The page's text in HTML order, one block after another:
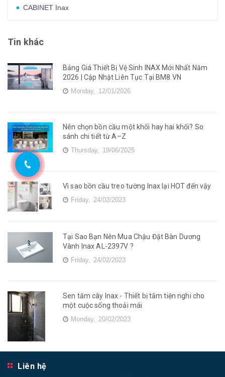
CABINET Inax
Tin khác
Bảng Giá Thiết Bị Vệ Sinh INAX Mới Nhất Năm
2026 | Cập Nhật Liên Tục Tại BM8.VN
Monday, 12/01/2026
Nên chọn bồn cầu một khối hay hai khối? So
sánh chi tiết từ A–Z
Thursday, 19/06/2025
Vì sao bồn cầu treo tường Inax lại HOT đến vậy
Friday, 24/02/2023
Tại Sao Bạn Nên Mua Chậu Đặt Bàn Dương
Vành Inax AL-2397V ?
Friday, 24/02/2023
Sen tắm cây Inax - Thiết bị tắm tiện nghi cho
một cuộc sống thoải mái
Monday, 20/02/2023
Liên hệ